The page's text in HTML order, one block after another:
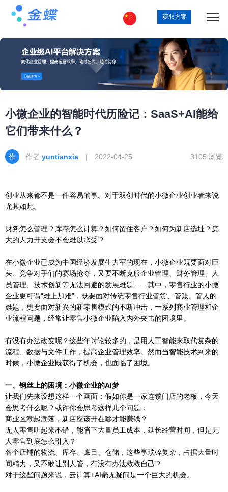
获取方案
小微企业的智能时代历险记：SaaS+AI能给
它们带来什么？
作者 yuntianxia | 2022-04-25 3105 浏览
创业从来都不是一件容易的事。对于双创时代的小微企业创业者来说
尤其如此。
财务怎么管理？库存怎么计算？如何留住客户？如何为新店选址？庞
大的人力开支会不会难以承受？
在小微企业已成为中国经济发展生力军的现在，小微企业既要面对巨
头、竞争对手们的赛场抢夺，又要不断克服企业管理、财务管理、人
员管理、技术创新等无法回避的发展难题……其中，零售行业的小微
企业更可谓“难上加难”，既要面对传统零售行业管货、管账、管人的
难题，更要面对新兴的新零售模式的不断冲击，一系列商业管理和企
业流程问题，经常让零售小微企业陷入内外夹击的困境里。
有没有办法改变呢？这些年讨论较多的，是用人工智能来取代复杂的
流程、数据与文件工作，提高企业管理效率。然而当智能技术到来的
时候，小微企业既获得了机会，也面临了困境。
一、钢丝上的困境：小微企业的AI梦
让我们先来设想这样一个画面：假如你是一家连锁门店的老板，今天
会思考什么呢？或许你会思考这样几个问题：
商业区潮起潮落，新店应该开在哪才能赚钱？
无人零售听起来不错，能省下大量员工成本，延长经营时间，但是无
人零售到底怎么引入？
各个店铺的物流、库存、账目、仓储，这些事琐碎复杂，占据大量时
间精力，又不敢让别人管，有没有办法救救自己？
对于这些问题来说，云计算+AI毫无疑问是一个巨大的机会。